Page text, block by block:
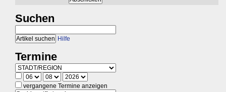
Suchen
Hilfe
Termine
vergangene Termine anzeigen